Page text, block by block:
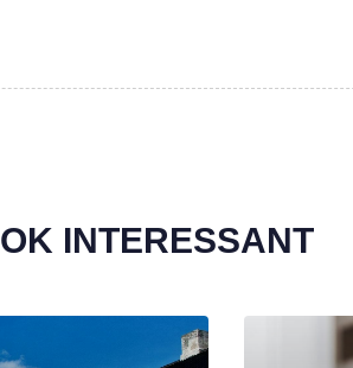
INTERESSANT